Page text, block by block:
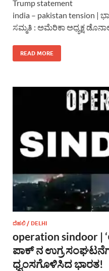
Trump statement
india – pakistan tension |
ಸಮ್ಮತಿ : ಅಮೆರಿಕಾ ಅಧ್ಯಕ್ಷ
READ MORE
ದೆಹಲಿ / DELHI
operation sindoor |
ಪಾಕ್ ನ ಉಗ್ರ
ಧ್ವಂಸಗೊಳಿಸಿದ ಭಾರತ!